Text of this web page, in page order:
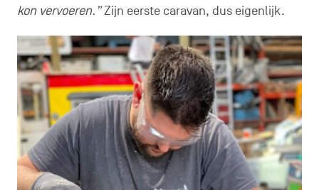
kon vervoeren.”Zijn eerste caravan, dus eigenlijk.